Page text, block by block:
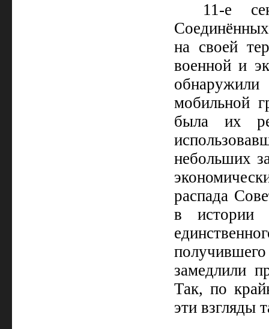
11-е
на своей
военной и
мобильной
была их
небольших
распада
в истории
замедлили
Так, по
эти взгляды